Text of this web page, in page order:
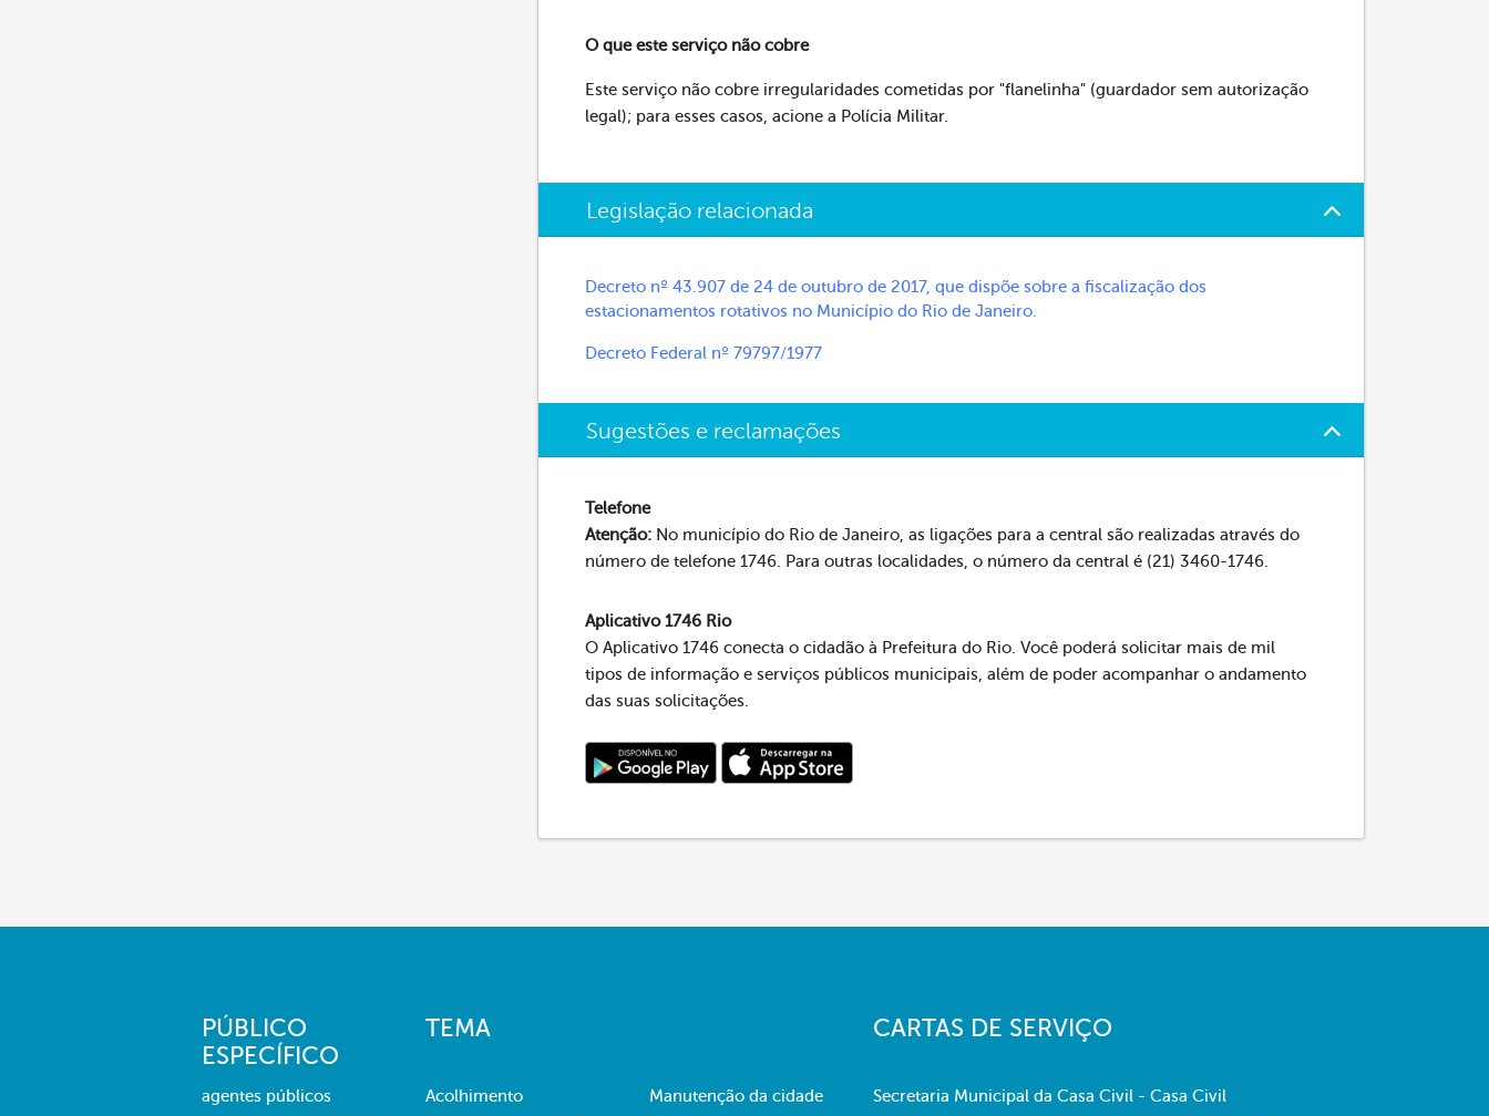
O que este serviço não cobre
Este serviço não cobre irregularidades cometidas por "flanelinha" (guardador sem autorização
legal); para esses casos, acione a Polícia Militar.
Legislação relacionada
Decreto nº 43.907 de 24 de outubro de 2017, que dispõe sobre a fiscalização dos
estacionamentos rotativos no Município do Rio de Janeiro.
Decreto Federal nº 79797/1977
Sugestões e reclamações
Telefone
Atenção: No município do Rio de Janeiro, as ligações para a central são realizadas através do
número de telefone 1746. Para outras localidades, o número da central é (21) 3460-1746.
Aplicativo 1746 Rio
O Aplicativo 1746 conecta o cidadão à Prefeitura do Rio. Você poderá solicitar mais de mil
tipos de informação e serviços públicos municipais, além de poder acompanhar o andamento
das suas solicitações.
PÚBLICO
ESPECÍFICO
agentes públicos
TEMA
Acolhimento Manutenção da cidade
CARTAS DE SERVIÇO
Secretaria Municipal da Casa Civil - Casa Civil